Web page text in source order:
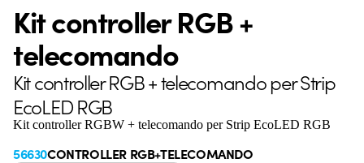
Kit controller RGB +
telecomando
Kit controller RGB + telecomando per Strip
EcoLED RGB
Kit controller RGBW + telecomando per Strip EcoLED RGB
56630CONTROLLER RGB+TELECOMANDO